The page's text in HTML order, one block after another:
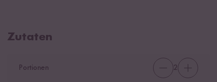
Zutaten
Portionen 2